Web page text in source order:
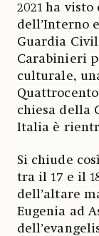
2021 ha
dell’Interno
Guardia
Carabinieri
culturale,
chiesa della
Italia è
Si chiude
tra il 17 e il
dell’altare
Eugenia ad